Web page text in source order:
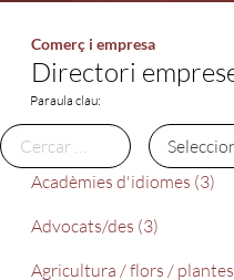
Comerç i empresa
Directori
Paraula clau:
Acadèmies d'idiomes (3)
Advocats/des (3)
Agricultura / flors /